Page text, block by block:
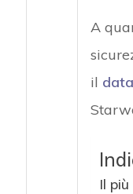
A
il
Il